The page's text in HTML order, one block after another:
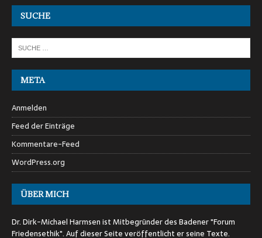
SUCHE
META
Anmelden
Feed der Einträge
Kommentare-Feed
WordPress.org
ÜBER MICH
Dr. Dirk-Michael Harmsen ist Mitbegründer des Badener "Forum
Friedensethik". Auf dieser Seite veröffentlicht er seine Texte.